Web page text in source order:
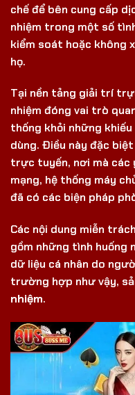
chế để bên cung cấp
nhiệm trong một số
kiểm soát hoặc
họ.
Tại nền tảng giải trí
nhiệm đóng vai trò
thống khỏi những
dùng. Điều này đặc
trực tuyến, nơi mà các
mạng, hệ thống máy
đã có các biện pháp
Các nội dung miễn
gồm những tình huống
dữ liệu cá nhân do
trường hợp như vậy,
nhiệm.